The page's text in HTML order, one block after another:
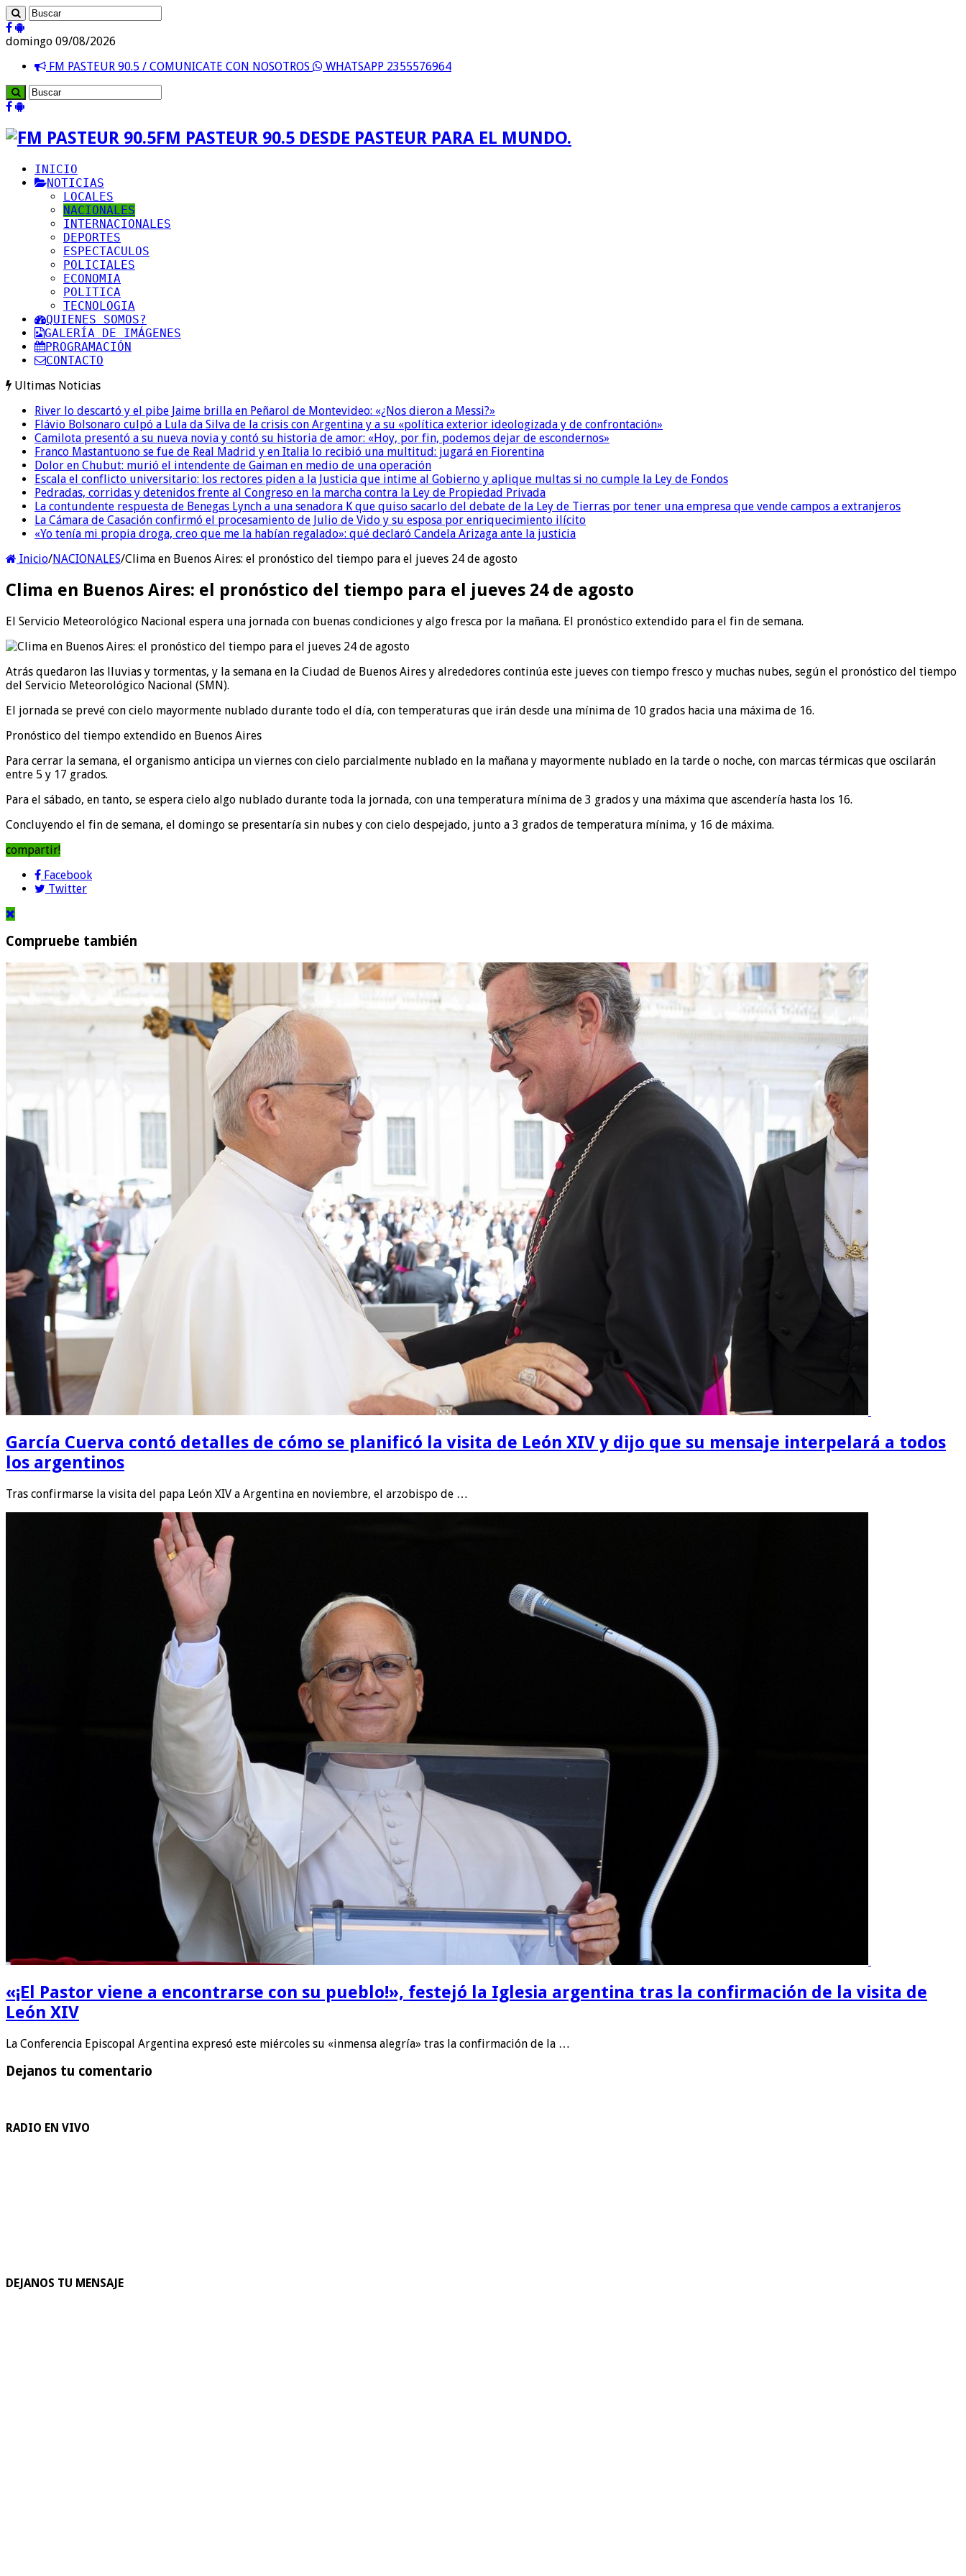
domingo 09/08/2026
FM PASTEUR 90.5 / COMUNICATE CON NOSOTROS
WHATSAPP 2355576964
FM PASTEUR 90.5 DESDE PASTEUR PARA EL MUNDO.
INICIO
NOTICIAS
LOCALES
NACIONALES
INTERNACIONALES
DEPORTES
ESPECTACULOS
POLICIALES
ECONOMIA
POLITICA
TECNOLOGIA
QUIENES SOMOS?
GALERÍA DE IMÁGENES
PROGRAMACIÓN
CONTACTO
Ultimas Noticias
River lo descartó y el pibe Jaime brilla en Peñarol de Montevideo: «¿Nos dieron a Messi?»
Flávio Bolsonaro culpó a Lula da Silva de la crisis con Argentina y a su «política exterior ideologizada y de confrontación»
Camilota presentó a su nueva novia y contó su historia de amor: «Hoy, por fin, podemos dejar de escondernos»
Franco Mastantuono se fue de Real Madrid y en Italia lo recibió una multitud: jugará en Fiorentina
Dolor en Chubut: murió el intendente de Gaiman en medio de una operación
Escala el conflicto universitario: los rectores piden a la Justicia que intime al Gobierno y aplique multas si no cumple la Ley de Fondos
Pedradas, corridas y detenidos frente al Congreso en la marcha contra la Ley de Propiedad Privada
La contundente respuesta de Benegas Lynch a una senadora K que quiso sacarlo del debate de la Ley de Tierras por tener una empresa que vende campos a extranjeros
La Cámara de Casación confirmó el procesamiento de Julio de Vido y su esposa por enriquecimiento ilícito
«Yo tenía mi propia droga, creo que me la habían regalado»: qué declaró Candela Arizaga ante la justicia
Inicio/NACIONALES/Clima en Buenos Aires: el pronóstico del tiempo para el jueves 24 de agosto
Clima en Buenos Aires: el pronóstico del tiempo para el jueves 24 de agosto
El Servicio Meteorológico Nacional espera una jornada con buenas condiciones y algo fresca por la mañana. El pronóstico extendido para el fin de semana.
Atrás quedaron las lluvias y tormentas, y la semana en la Ciudad de Buenos Aires y alrededores continúa este jueves con tiempo fresco y muchas nubes, según el pronóstico del tiempo
del Servicio Meteorológico Nacional (SMN).
El jornada se prevé con cielo mayormente nublado durante todo el día, con temperaturas que irán desde una mínima de 10 grados hacia una máxima de 16.
Pronóstico del tiempo extendido en Buenos Aires
Para cerrar la semana, el organismo anticipa un viernes con cielo parcialmente nublado en la mañana y mayormente nublado en la tarde o noche, con marcas térmicas que oscilarán
entre 5 y 17 grados.
Para el sábado, en tanto, se espera cielo algo nublado durante toda la jornada, con una temperatura mínima de 3 grados y una máxima que ascendería hasta los 16.
Concluyendo el fin de semana, el domingo se presentaría sin nubes y con cielo despejado, junto a 3 grados de temperatura mínima, y 16 de máxima.
compartir!
Facebook
Twitter
Compruebe también
García Cuerva contó detalles de cómo se planificó la visita de León XIV y dijo que su mensaje interpelará a todos
los argentinos
Tras confirmarse la visita del papa León XIV a Argentina en noviembre, el arzobispo de …
«¡El Pastor viene a encontrarse con su pueblo!», festejó la Iglesia argentina tras la confirmación de la visita de
León XIV
La Conferencia Episcopal Argentina expresó este miércoles su «inmensa alegría» tras la confirmación de la …
Dejanos tu comentario
RADIO EN VIVO
DEJANOS TU MENSAJE